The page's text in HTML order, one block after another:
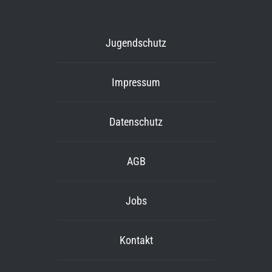
Jugendschutz
Impressum
Datenschutz
AGB
Jobs
Kontakt